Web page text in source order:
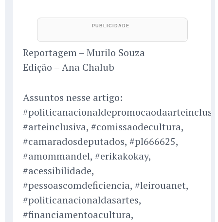
Reportagem – Murilo Souza
Edição – Ana Chalub
Assuntos nesse artigo:
#arteinclusiva, #comissaodecultura,
#camaradosdeputados, #pl666625,
#amommandel, #erikakokay,
#acessibilidade,
#pessoascomdeficiencia, #leirouanet,
#politicanacionaldasartes,
#financiamentoacultura,